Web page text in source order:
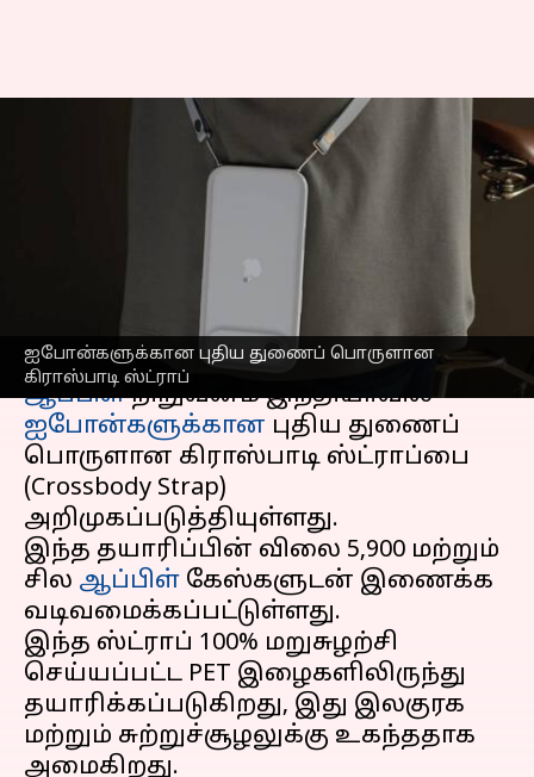
ஐபோன்களுக்கான புதிய துணைப் பொருளான
கிராஸ்பாடி ஸ்ட்ராப்
இந்த புதிய ஐபோன்
accessory-இன் விலை
இந்தியாவில் ₹5,900: அதன்
பயன்பாடு என்ன?
Venkatalakshmi V Sep 12, 2025
செய்தி முன்னோட்டம்
ஆப்பிள்நிறுவனம் இந்தியாவில்
ஐபோன்களுக்கான புதிய துணைப்
பொருளான கிராஸ்பாடி ஸ்ட்ராப்பை
(Crossbody Strap)
அறிமுகப்படுத்தியுள்ளது.
இந்த தயாரிப்பின் விலை ₹5,900 மற்றும்
சில ஆப்பிள் கேஸ்களுடன் இணைக்க
வடிவமைக்கப்பட்டுள்ளது.
இந்த ஸ்ட்ராப் 100% மறுசுழற்சி
செய்யப்பட்ட PET இழைகளிலிருந்து
தயாரிக்கப்படுகிறது, இது இலகுரக
மற்றும் சுற்றுச்சூழலுக்கு உகந்ததாக
அமைகிறது.